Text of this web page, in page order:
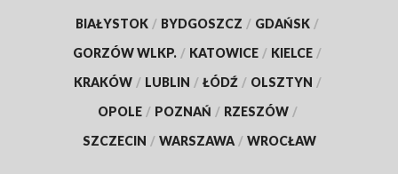
BIAŁYSTOK / BYDGOSZCZ / GDAŃSK /
GORZÓW WLKP. / KATOWICE / KIELCE /
KRAKÓW / LUBLIN / ŁÓDŹ / OLSZTYN /
OPOLE / POZNAŃ / RZESZÓW /
SZCZECIN / WARSZAWA / WROCŁAW